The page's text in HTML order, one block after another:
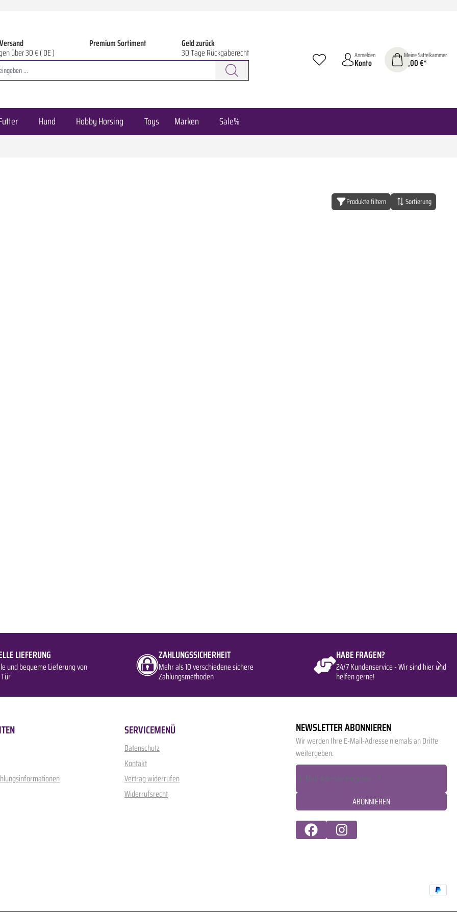
über 30 € ( DE )
Premium Sortiment Geld zurück
30 Tage Rückgaberecht Anmelden
Konto
Meine Sattelkammer
0,00 €*
Hund Hobby Horsing Toys Marken Sale%
Produkte filtern Sortierung
LIEFERUNG
und bequeme Lieferung von
ZAHLUNGSSICHERHEIT
Mehr als 10 verschiedene sichere
Zahlungsmethoden
HABE FRAGEN?
24/7 Kundenservice - Wir sind hier und
helfen gerne!
SERVICEMENÜ
Datenschutz
Kontakt
Vertrag widerrufen
Widerrufsrecht
NEWSLETTER ABONNIEREN
Wir werden Ihre E-Mail-Adresse niemals an Dritte
weitergeben.
ABONNIEREN